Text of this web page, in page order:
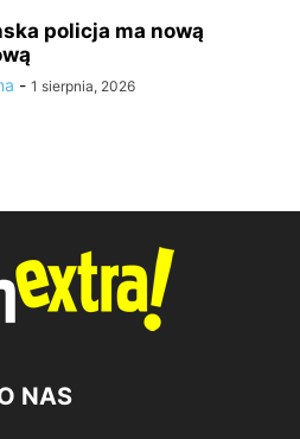
policja ma nową
- 1 sierpnia, 2026
NAS